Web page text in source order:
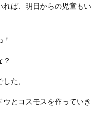
ば、明日からの児童もい
た。
とコスモスを作っていき